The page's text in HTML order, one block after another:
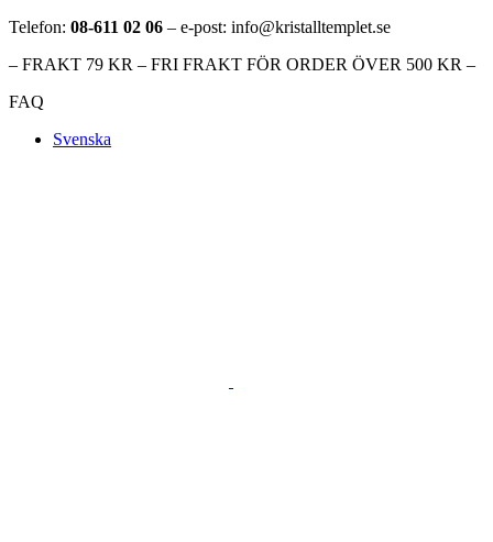
Telefon: 08-611 02 06 – e-post: info@kristalltemplet.se
– FRAKT 79 KR – FRI FRAKT FÖR ORDER ÖVER 500 KR –
FAQ
Svenska